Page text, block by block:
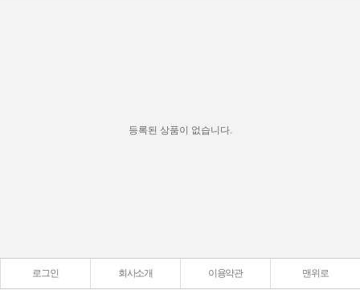
등록된 상품이 없습니다.
로그인 회사소개 이용약관 맨위로